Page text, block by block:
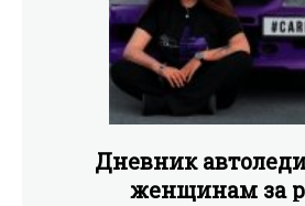
Дневник
женщинам за